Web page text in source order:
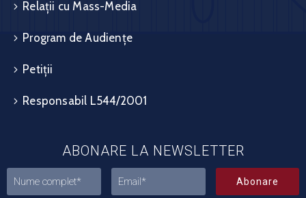
Relații cu Mass-Media
Program de Audiențe
Petiții
Responsabil L544/2001
ABONARE LA NEWSLETTER
Abonare